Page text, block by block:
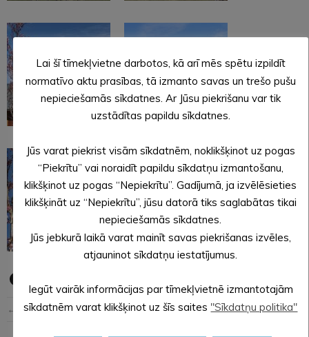
← Iepriekšējā ziņa Nākošā ziņa →
Lai šī tīmekļvietne darbotos, kā arī mēs spētu izpildīt
normatīvo aktu prasības, tā izmanto savas un trešo pušu
nepieciešamās sīkdatnes. Ar Jūsu piekrišanu var tik
uzstādītas papildu sīkdatnes.
Jūs varat piekrist visām sīkdatnēm, noklikšķinot uz pogas
“Piekrītu” vai noraidīt papildu sīkdatņu izmantošanu,
klikšķinot uz pogas “Nepiekrītu”. Gadījumā, ja izvēlēsieties
klikšķināt uz “Nepiekrītu”, jūsu datorā tiks saglabātas tikai
nepieciešamās sīkdatnes.
Jūs jebkurā laikā varat mainīt savas piekrišanas izvēles,
atjauninot sīkdatņu iestatījumus.
Iegūt vairāk informācijas par tīmekļvietnē izmantotajām
sīkdatnēm varat klikšķinot uz šīs saites "Sīkdatņu politika"